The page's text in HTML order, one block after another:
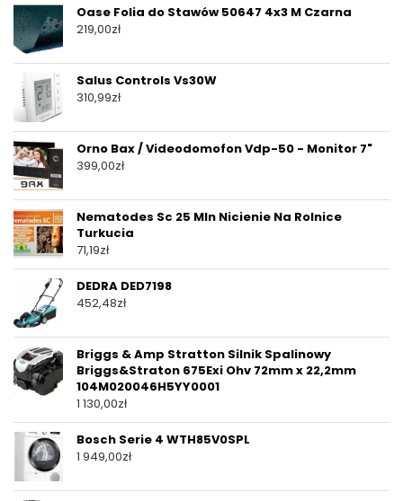
Oase Folia do Stawów 50647 4x3 M Czarna
219,00zł
Salus Controls Vs30W
310,99zł
Orno Bax / Videodomofon Vdp-50 - Monitor 7"
399,00zł
Nematodes Sc 25 Mln Nicienie Na Rolnice
Turkucia
71,19zł
DEDRA DED7198
452,48zł
Briggs & Amp Stratton Silnik Spalinowy
Briggs&Straton 675Exi Ohv 72mm x 22,2mm
104M020046H5YY0001
1 130,00zł
Bosch Serie 4 WTH85V0SPL
1 949,00zł